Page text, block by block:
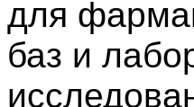
для
баз и